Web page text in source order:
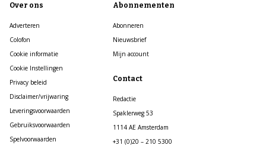
Over ons
Adverteren
Colofon
Cookie informatie
Cookie Instellingen
Privacy beleid
Disclaimer/vrijwaring
Leveringsvoorwaarden
Gebruiksvoorwaarden
Spelvoorwaarden
Abonnementen
Abonneren
Nieuwsbrief
Mijn account
Contact
Redactie
Spaklerweg 53
1114 AE Amsterdam
+31 (0)20 – 210 5300